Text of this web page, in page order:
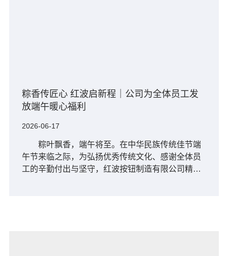
粽香传匠心 红波启新程｜公司为全体员工发
放端午暖心福利
2026-06-17
粽叶飘香，端午将至。在中华民族传统佳节端
午节来临之际，为弘扬优秀传统文化、感谢全体员
工的辛勤付出与坚守，红波按钮制造有限公司精心